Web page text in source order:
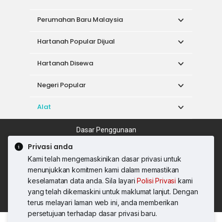
Privasi anda
Kami telah mengemaskinikan dasar privasi untuk
menunjukkan komitmen kami dalam memastikan
keselamatan data anda. Sila layariPolisi Privasi kami
yang telah dikemaskini untuk maklumat lanjut. Dengan
terus melayari laman web ini, anda memberikan
persetujuan terhadap dasar privasi baru.
Perumahan Baru Malaysia
Hartanah Popular Dijual
Hartanah Disewa
Negeri Popular
Alat
Dasar Penggunaan
Syarat Perkhidmatan
© 2026 PropertyGuru International (Malaysia)
Sdn. Bhd.
201001036744 (920667-W) Semua hak
terpelihara